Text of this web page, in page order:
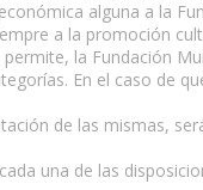
alguna a la
a la promoción
la Fundación
En el caso de
de las mismas,
una de las